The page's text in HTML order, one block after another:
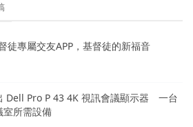
徒專屬交友APP，基督徒的新福音
Dell Pro P 43 4K 視訊會議顯示器 一台
室所需設備